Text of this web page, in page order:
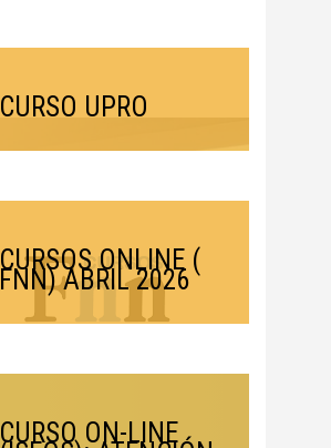
CURSO UPRO
CURSOS ONLINE (
FNN) ABRIL 2026
CURSO ON-LINE